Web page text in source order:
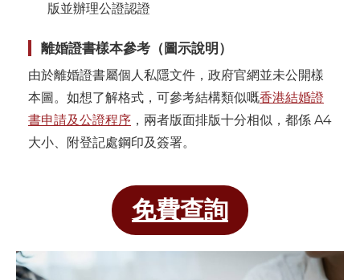
版並辦理公證認證
離婚證書樣本參考（圖示說明）
由於離婚證書屬個人私隱文件，政府官網並未公開樣
本圖。如想了解格式，可參考結構類似嘅香港結婚證
書申請及公證程序 ，兩者版面排版十分相似，都係 A4
大小、附登記處鋼印及簽署。
免費查詢